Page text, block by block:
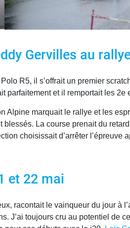
Gervilles au
R5, il s’offrait un premier
parfaitement et il remportait les
Alpine marquait le rallye et les
La course prenait du
choisissait d’arrêter l’épreuve
et 22 mai
racontait le vainqueur du jour à
J’ai toujours cru au potentiel de